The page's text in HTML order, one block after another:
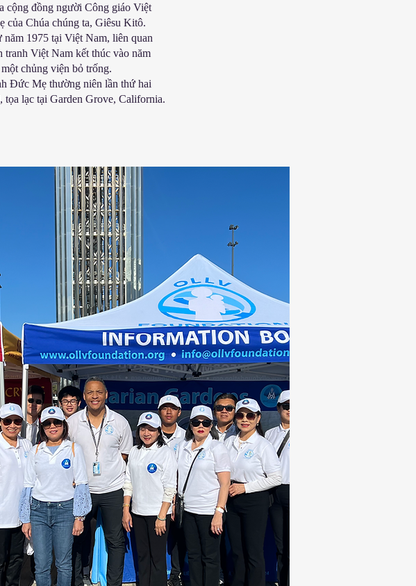
cộng đồng người Công giáo Việt
Chúa chúng ta, Giêsu Kitô.
1975 tại Việt Nam, liên quan
Việt Nam kết thúc vào năm
chủng viện bỏ trống.
Đức Mẹ thường niên lần thứ hai
lạc tại Garden Grove, California.